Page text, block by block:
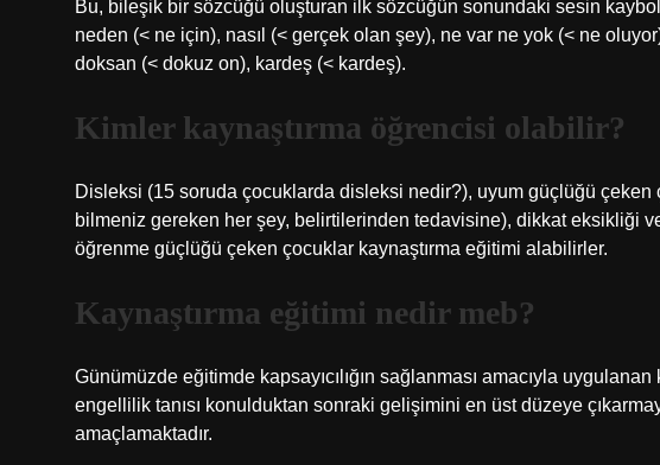
Bu, bileşik bir sözcüğü oluşturan ilk sözcüğün sonundaki sesin
neden (< ne için), nasıl (< gerçek olan şey), ne var ne yok (< ne
doksan (< dokuz on), kardeş (< kardeş).
Kimler kaynaştırma öğrencisi olabilir?
Disleksi (15 soruda çocuklarda disleksi nedir?), uyum güçlüğü çeken
bilmeniz gereken her şey, belirtilerinden tedavisine), dikkat eksikliği
öğrenme güçlüğü çeken çocuklar kaynaştırma eğitimi alabilirler.
Kaynaştırma eğitimi nedir meb?
Günümüzde eğitimde kapsayıcılığın sağlanması amacıyla
engellilik tanısı konulduktan sonraki gelişimini en üst düzeye
amaçlamaktadır.